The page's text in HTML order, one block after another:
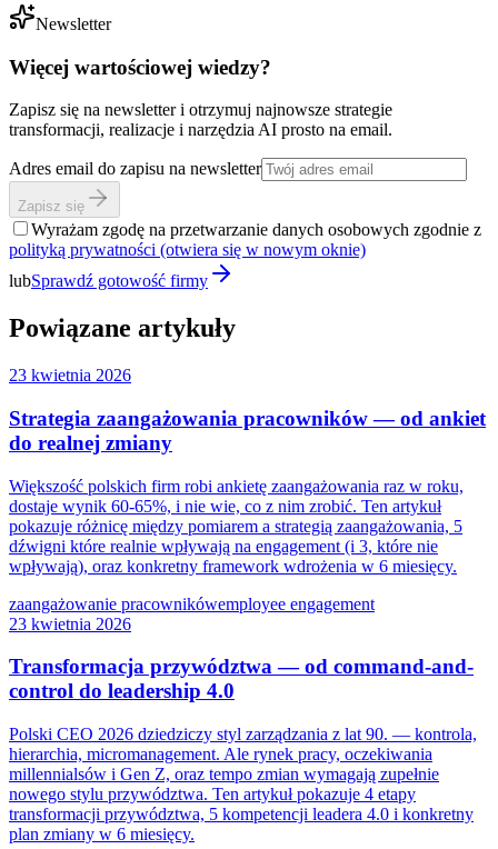
Newsletter
Więcej wartościowej wiedzy?
Zapisz się na newsletter i otrzymuj najnowsze strategie
transformacji, realizacje i narzędzia AI prosto na email.
Adres email do zapisu na newsletter
Zapisz się
Wyrażam zgodę na przetwarzanie danych osobowych zgodnie z
polityką prywatności (otwiera się w nowym oknie)
lubSprawdź gotowość firmy
Powiązane artykuły
23 kwietnia 2026
Strategia zaangażowania pracowników — od ankiet
do realnej zmiany
Większość polskich firm robi ankietę zaangażowania raz w roku,
dostaje wynik 60-65%, i nie wie, co z nim zrobić. Ten artykuł
pokazuje różnicę między pomiarem a strategią zaangażowania, 5
dźwigni które realnie wpływają na engagement (i 3, które nie
wpływają), oraz konkretny framework wdrożenia w 6 miesięcy.
zaangażowanie pracownikówemployee engagement
23 kwietnia 2026
Transformacja przywództwa — od command-and-
control do leadership 4.0
Polski CEO 2026 dziedziczy styl zarządzania z lat 90. — kontrola,
hierarchia, micromanagement. Ale rynek pracy, oczekiwania
millennialsów i Gen Z, oraz tempo zmian wymagają zupełnie
nowego stylu przywództwa. Ten artykuł pokazuje 4 etapy
transformacji przywództwa, 5 kompetencji leadera 4.0 i konkretny
plan zmiany w 6 miesięcy.